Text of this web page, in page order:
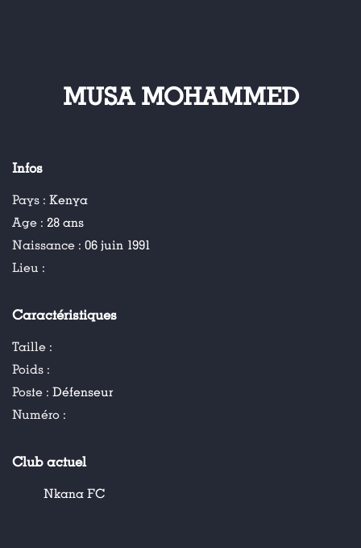
MUSA MOHAMMED
Infos
Pays : Kenya
Age : 28 ans
Naissance : 06 juin 1991
Lieu :
Caractéristiques
Taille :
Poids :
Poste : Défenseur
Numéro :
Club actuel
Nkana FC